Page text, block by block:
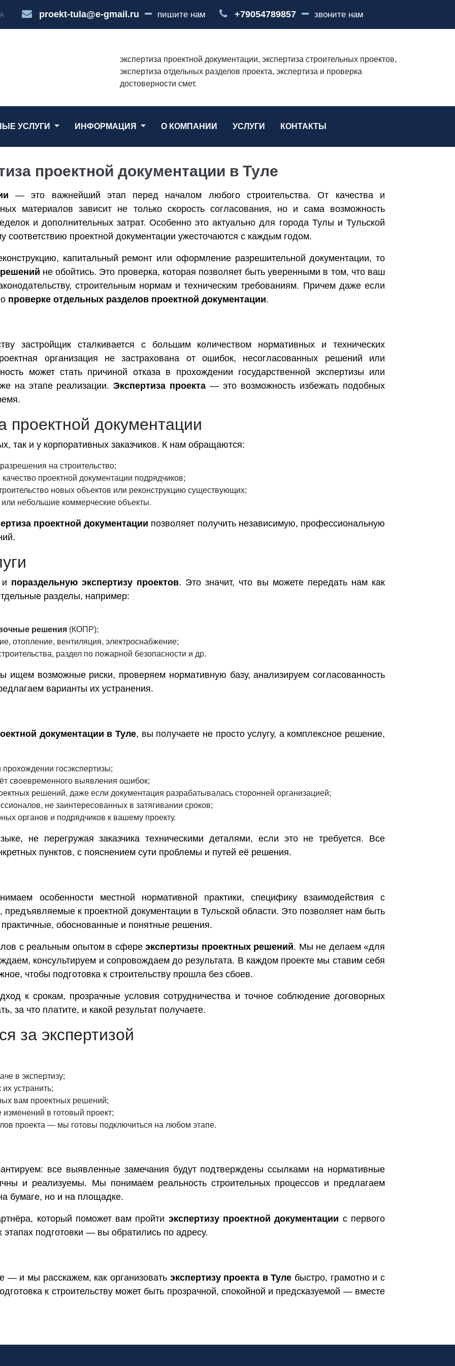
proekt-tula@e-gmail.ru пишите нам +79054789857 звоните нам
экспертиза проектной документации, экспертиза строительных проектов,
экспертиза отдельных разделов проекта, экспертиза и проверка
достоверности смет.
УСЛУГИ ИНФОРМАЦИЯ О КОМПАНИИ УСЛУГИ КОНТАКТЫ
проектной документации в Туле
— это важнейший этап перед началом любого строительства. От качества и
материалов зависит не только скорость согласования, но и сама возможность
и дополнительных затрат. Особенно это актуально для города Тулы и Тульской
соответствию проектной документации ужесточаются с каждым годом.
капитальный ремонт или оформление разрешительной документации, то
не обойтись. Это проверка, которая позволяет быть уверенными в том, что ваш
строительным нормам и техническим требованиям. Причем даже если
проверке отдельных разделов проектной документации.
застройщик сталкивается с большим количеством нормативных и технических
организация не застрахована от ошибок, несогласованных решений или
может стать причиной отказа в прохождении государственной экспертизы или
на этапе реализации.Экспертиза проекта — это возможность избежать подобных
проектной документации
так и у корпоративных заказчиков. К нам обращаются:
на строительство;
проектной документации подрядчиков;
новых объектов или реконструкцию существующих;
небольшие коммерческие объекты.
проектной документации позволяет получить независимую, профессиональную
пораздельную экспертизу проектов. Это значит, что вы можете передать нам как
разделы, например:
решения (КОПР);
отопление, вентиляция, электроснабжение;
раздел по пожарной безопасности и др.
возможные риски, проверяем нормативную базу, анализируем согласованность
варианты их устранения.
документации в Туле, вы получаете не просто услугу, а комплексное решение,
госэкспертизы;
своевременного выявления ошибок;
решений, даже если документация разрабатывалась сторонней организацией;
не заинтересованных в затягивании сроков;
органов и подрядчиков к вашему проекту.
не перегружая заказчика техническими деталями, если это не требуется. Все
пунктов, с пояснением сути проблемы и путей её решения.
особенности местной нормативной практики, специфику взаимодействия с
к проектной документации в Тульской области. Это позволяет нам быть
обоснованные и понятные решения.
с реальным опытом в сфере экспертизы проектных решений. Мы не делаем «для
консультируем и сопровождаем до результата. В каждом проекте мы ставим себя
чтобы подготовка к строительству прошла без сбоев.
к срокам, прозрачные условия сотрудничества и точное соблюдение договорных
за что платите, и какой результат получаете.
за экспертизой
в экспертизу;
устранить;
вам проектных решений;
изменений в готовый проект;
проекта — мы готовы подключиться на любом этапе.
все выявленные замечания будут подтверждены ссылками на нормативные
и реализуемы. Мы понимаем реальность строительных процессов и предлагаем
бумаге, но и на площадке.
который поможет вам пройти экспертизу проектной документации с первого
подготовки — вы обратились по адресу.
— и мы расскажем, как организовать экспертизу проекта в Туле быстро, грамотно и с
к строительству может быть прозрачной, спокойной и предсказуемой — вместе